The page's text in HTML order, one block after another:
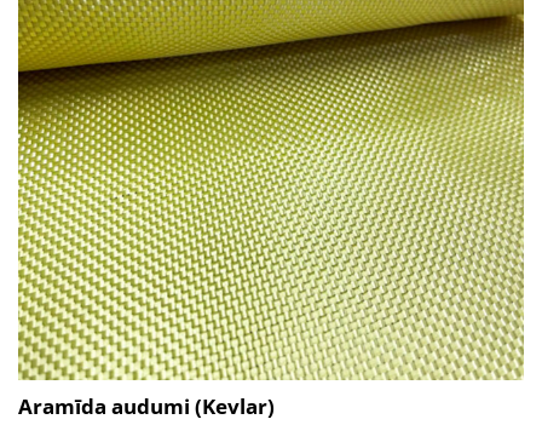
Aramīda audumi (Kevlar)